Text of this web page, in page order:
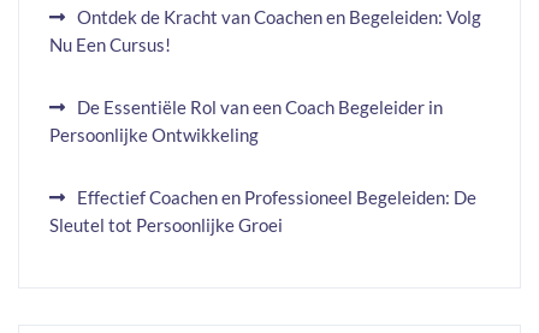
Ontdek de Kracht van Coachen en Begeleiden: Volg
Nu Een Cursus!
De Essentiële Rol van een Coach Begeleider in
Persoonlijke Ontwikkeling
Effectief Coachen en Professioneel Begeleiden: De
Sleutel tot Persoonlijke Groei